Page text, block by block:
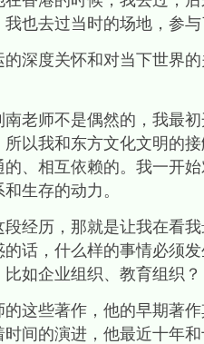
也去过当时的场地，参
度关怀和对当下世界的
师不是偶然的，我最初
以我和东方文化文明的
、相互依赖的。我一开
生存的动力。
历，那就是让我在看我
话，什么样的事情必须
如企业组织、教育组织？
些著作，他的早期著作
间的演进，他最近十年